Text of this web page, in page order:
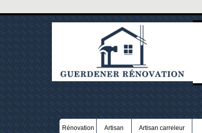
Rénovation
Artisan
Artisan carreleur